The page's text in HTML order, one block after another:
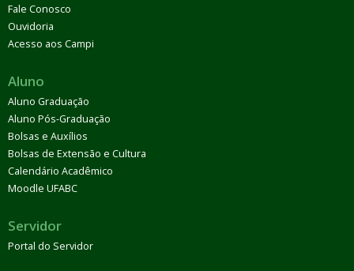
Fale Conosco
Ouvidoria
Acesso aos Campi
Aluno
Aluno Graduação
Aluno Pós-Graduação
Bolsas e Auxílios
Bolsas de Extensão e Cultura
Calendário Acadêmico
Moodle UFABC
Servidor
Portal do Servidor